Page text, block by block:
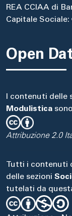
REA CCIAA di
Capitale Sociale:
Open
I contenuti delle
Modulistica
Attribuzione 2.0
Tutti i contenuti
delle sezioni
tutelati da